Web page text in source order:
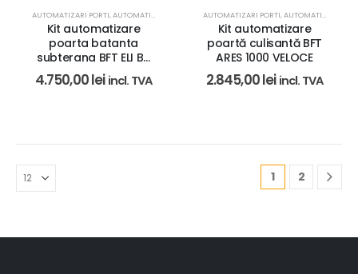
AUTOMATIZARI PORTI,AUTOMATIZARI PORTI BFT ,REZIDENTIAL
Kit automatizare
poarta batanta
subterana BFT ELI BT
A40 – 24V
4.750,00lei incl. TVA
AUTOMATIZARI PORTI,AUTOMATIZARI PORTI BFT
Kit automatizare
poartă culisantă BFT
ARES 1000 VELOCE
2.845,00lei incl. TVA
1 2